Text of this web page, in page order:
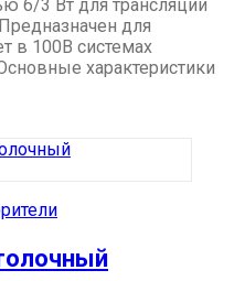
6/3 Вт для трансляции
для
в 100В системах
характеристики